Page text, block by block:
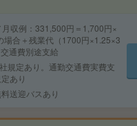
収例：331,500円＝1,700円×
場合＋残業代（1700円×1.25×3
通費別途支給
規定あり。通勤交通費実費支
あり
送迎バスあり